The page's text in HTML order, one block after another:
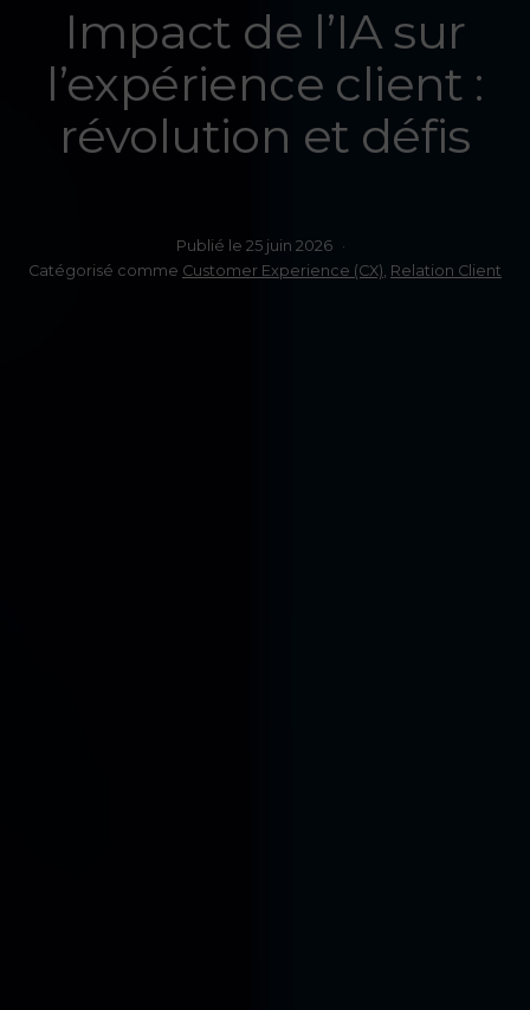
Impact de l’IA sur
l’expérience client :
révolution et défis
Publié le 25 juin 2026
Catégorisé comme Customer Experience (CX) Relation Client